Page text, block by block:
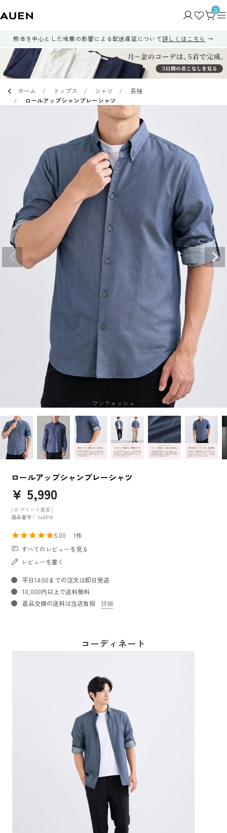
0
熊本を中心とした地震の影響による配送遅延について詳しくはこちら
ホーム トップス シャツ
長袖
ロールアップシャンブレーシャツ
ワンウォッシュ
ロールアップシャンブレーシャツ
¥ 5,990
[ 60 ポイント進呈 ]
商品番号
ts3310
5.00
1
すべてのレビューを見る
レビューを書く
平日14:00までの注文は即日発送
10,000円以上で送料無料
返品交換の送料は当店負担
詳細
コーディネート